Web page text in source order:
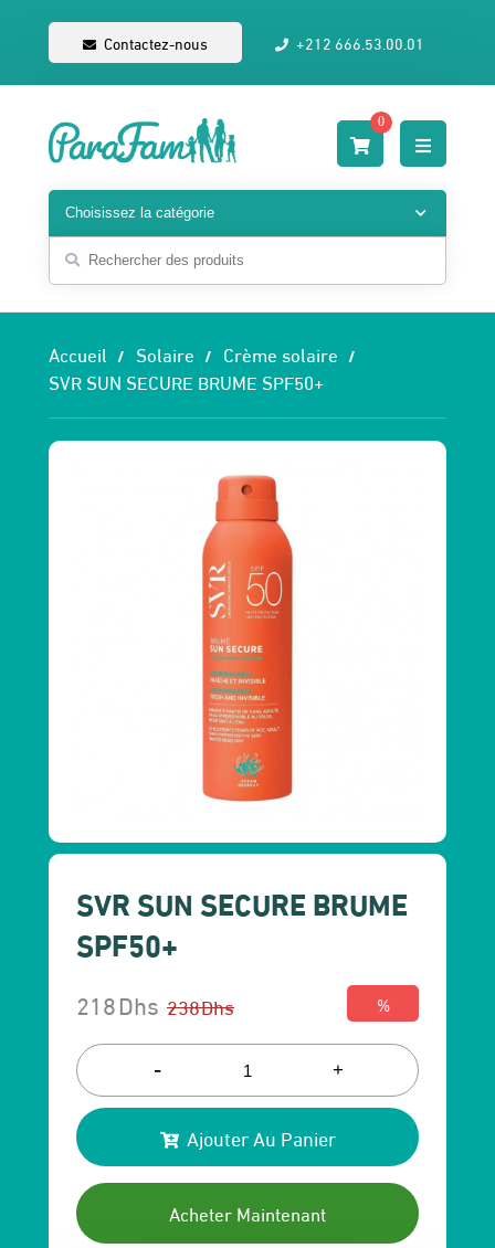
Contactez-nous +212 666.53.00.01
0
Accueil Solaire
Crème solaire
SVR SUN SECURE BRUME SPF50+
SVR SUN SECURE BRUME
SPF50+
238Dhs
Le
prix
initial
était :
238 Dhs.
218Dhs
Le
prix
actuel
est :
218 Dhs.
%
- +
Ajouter Au Panier
Acheter Maintenant